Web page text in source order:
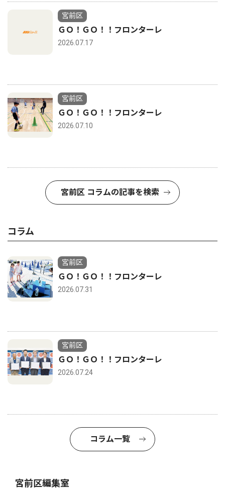
宮前区
ＧＯ！ＧＯ！！フロンターレ
2026.07.17
宮前区
ＧＯ！ＧＯ！！フロンターレ
2026.07.10
宮前区 コラムの記事を検索
コラム
宮前区
ＧＯ！ＧＯ！！フロンターレ
2026.07.31
宮前区
ＧＯ！ＧＯ！！フロンターレ
2026.07.24
コラム一覧
宮前区編集室